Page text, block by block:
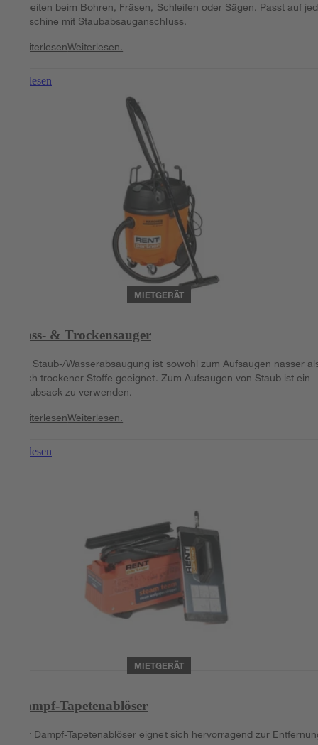
Arbeiten beim Bohren, Fräsen, Schleifen oder Sägen. Passt auf
Maschine mit Staubabsauganschluss.
WeiterlesenWeiterlesen.
Weiterlesen
MIETGERÄT
Nass- & Trockensauger
Die Staub-/Wasserabsaugung ist sowohl zum Aufsaugen nasser
auch trockener Stoffe geeignet. Zum Aufsaugen von Staub ist ein
Staubsack zu verwenden.
WeiterlesenWeiterlesen.
Weiterlesen
MIETGERÄT
Dampf-Tapetenablöser
Der Dampf-Tapetenablöser eignet sich hervorragend zur